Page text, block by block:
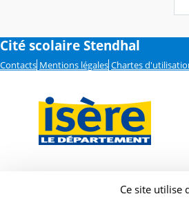
Cité scolaire Stendhal
Contacts Mentions légales Chartes
Ce site utilise